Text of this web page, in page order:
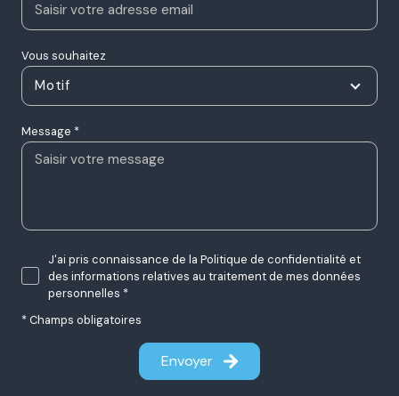
Vous souhaitez
Motif
Message *
J'ai pris connaissance de la Politique de confidentialité et
des informations relatives au traitement de mes données
personnelles *
* Champs obligatoires
Envoyer